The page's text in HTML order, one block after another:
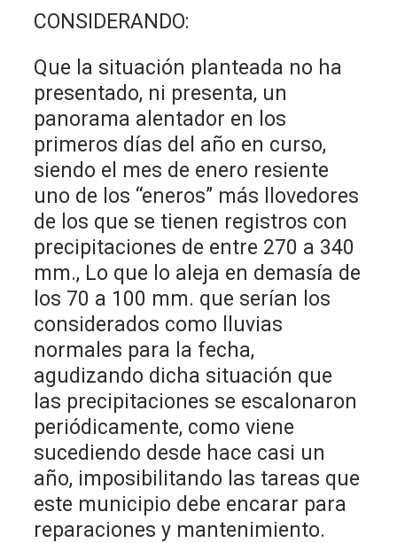
CONSIDERANDO:
Que la situación planteada no ha
presentado, ni presenta, un
panorama alentador en los
primeros días del año en curso,
siendo el mes de enero resiente
uno de los “eneros” más llovedores
de los que se tienen registros con
precipitaciones de entre 270 a 340
mm., Lo que lo aleja en demasía de
los 70 a 100 mm. que serían los
considerados como lluvias
normales para la fecha,
agudizando dicha situación que
las precipitaciones se escalonaron
periódicamente, como viene
sucediendo desde hace casi un
año, imposibilitando las tareas que
este municipio debe encarar para
reparaciones y mantenimiento.